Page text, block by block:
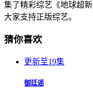
集了精彩综艺《地球超
大家支持正版综艺。
猜你喜欢
更新至19集
御廷谣